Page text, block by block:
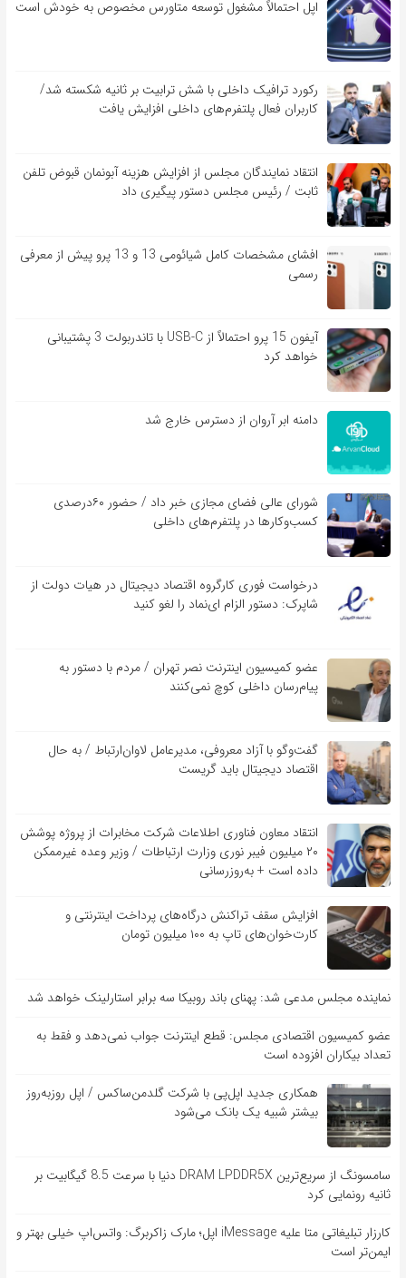
اپل احتمالاً مشغول توسعه متاورس مخصوص به خودش است
رکورد ترافیک داخلی با شش ترابیت بر ثانیه شکسته شد/
کاربران فعال پلتفرم‌های داخلی افزایش یافت
انتقاد نمایندگان مجلس از افزایش هزینه آبونمان قبوض تلفن
ثابت / رئیس مجلس دستور پیگیری داد
افشای مشخصات کامل شیائومی 13 و 13 پرو پیش از معرفی
رسمی
آیفون 15 پرو احتمالاً از USB-C با تاندربولت 3 پشتیبانی
خواهد کرد
دامنه ابر آروان از دسترس خارج شد
شورای عالی فضای مجازی خبر داد / حضور ۶۰درصدی
کسب‌و‌کارها در پلتفرم‌های داخلی
درخواست فوری کارگروه اقتصاد دیجیتال در هیات دولت از
شاپرک: دستور الزام ای‌نماد را لغو کنید
عضو کمیسیون اینترنت نصر تهران / مردم با دستور به
پیام‌رسان داخلی کوچ نمی‌کنند
گفت‌و‌گو با آزاد معروفی، مدیرعامل لاوان‌ارتباط / به حال
اقتصاد دیجیتال باید گریست
انتقاد معاون فناوری اطلاعات شرکت مخابرات از پروژه پوشش
۲۰ میلیون فیبر نوری وزارت ارتباطات / وزیر وعده غیرممکن
داده است + به‌روزرسانی
افزایش سقف تراکنش درگاه‌های پرداخت اینترنتی و
کارت‌خوان‌های تاپ به ۱۰۰ میلیون تومان
نماینده مجلس مدعی شد: پهنای باند روبیکا سه برابر استارلینک خواهد شد
عضو کمیسیون اقتصادی مجلس: قطع اینترنت جواب نمی‌دهد و فقط به
تعداد بیکاران افزوده است
همکاری جدید اپل‌پی با شرکت گلدمن‌ساکس / اپل روزبه‌روز
بیشتر شبیه یک بانک می‌شود
سامسونگ از سریع‌ترین DRAM LPDDR5X دنیا با سرعت 8.5 گیگابیت بر
ثانیه رونمایی کرد
کارزار تبلیغاتی متا علیه iMessage اپل؛ مارک زاکربرگ: واتس‌اپ خیلی بهتر و
ایمن‌تر است